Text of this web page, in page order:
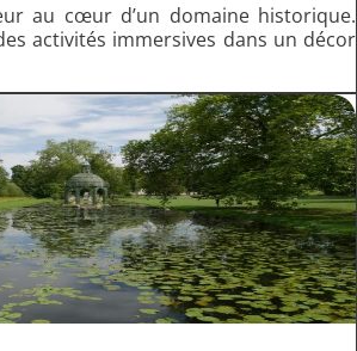
au cœur d’un domaine historique.
activités immersives dans un décor